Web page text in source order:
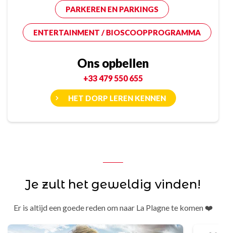
PARKEREN EN PARKINGS
ENTERTAINMENT / BIOSCOOPPROGRAMMA
Ons opbellen
+33 479 550 655
HET DORP LEREN KENNEN
Je zult het geweldig vinden!
Er is altijd een goede reden om naar La Plagne te komen ❤️